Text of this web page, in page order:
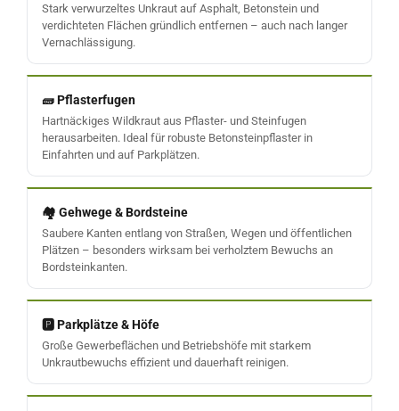
Stark verwurzeltes Unkraut auf Asphalt, Betonstein und
verdichteten Flächen gründlich entfernen – auch nach langer
Vernachlässigung.
🧱 Pflasterfugen
Hartnäckiges Wildkraut aus Pflaster- und Steinfugen
herausarbeiten. Ideal für robuste Betonsteinpflaster in
Einfahrten und auf Parkplätzen.
🏘️ Gehwege & Bordsteine
Saubere Kanten entlang von Straßen, Wegen und öffentlichen
Plätzen – besonders wirksam bei verholztem Bewuchs an
Bordsteinkanten.
🅿️ Parkplätze & Höfe
Große Gewerbeflächen und Betriebshöfe mit starkem
Unkrautbewuchs effizient und dauerhaft reinigen.